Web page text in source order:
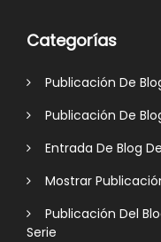
Categorías
Publicación De
Publicación De
Entrada De Blog
Mostrar
Publicación Del
Serie